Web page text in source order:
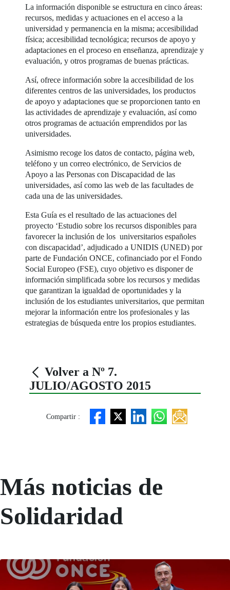
La información disponible se estructura en cinco áreas:
recursos, medidas y actuaciones en el acceso a la
universidad y permanencia en la misma; accesibilidad
física; accesibilidad tecnológica; recursos de apoyo y
adaptaciones en el proceso en enseñanza, aprendizaje y
evaluación, y otros programas de buenas prácticas.
Así, ofrece información sobre la accesibilidad de los
diferentes centros de las universidades, los productos
de apoyo y adaptaciones que se proporcionen tanto en
las actividades de aprendizaje y evaluación, así como
otros programas de actuación emprendidos por las
universidades.
Asimismo recoge los datos de contacto, página web,
teléfono y un correo electrónico, de Servicios de
Apoyo a las Personas con Discapacidad de las
universidades, así como las web de las facultades de
cada una de las universidades.
Esta Guía es el resultado de las actuaciones del
proyecto ‘Estudio sobre los recursos disponibles para
favorecer la inclusión de los universitarios españoles
con discapacidad’, adjudicado a UNIDIS (UNED) por
parte de Fundación ONCE, cofinanciado por el Fondo
Social Europeo (FSE), cuyo objetivo es disponer de
información simplificada sobre los recursos y medidas
que garantizan la igualdad de oportunidades y la
inclusión de los estudiantes universitarios, que permitan
mejorar la información entre los profesionales y las
estrategias de búsqueda entre los propios estudiantes.
Volver a Nº 7.
JULIO/AGOSTO 2015
Compartir :
Más noticias de
Solidaridad